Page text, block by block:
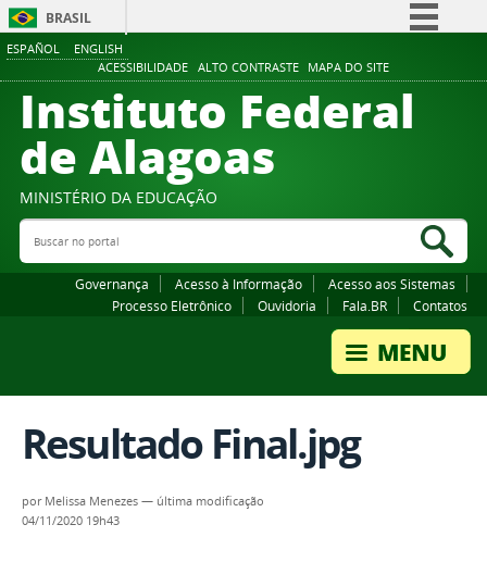
ESPAÑOL ENGLISH
ACESSIBILIDADE ALTO CONTRASTE MAPA DO SITE
BRASIL
Comunica BR
Participe
Canais
Instituto Federal
de Alagoas
MINISTÉRIO DA EDUCAÇÃO
Buscar no portal
Governança Acesso à Informação
Acesso aos Sistemas
Processo Eletrônico
Ouvidoria Fala.BR Contatos
Resultado Final.jpg
por Melissa Menezes — última modificação
04/11/2020 19h43